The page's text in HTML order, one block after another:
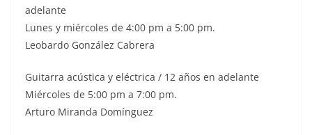
adelante
Lunes y miércoles de 4:00 pm a 5:00 pm.
Leobardo González Cabrera
Guitarra acústica y eléctrica / 12 años en adelante
Miércoles de 5:00 pm a 7:00 pm.
Arturo Miranda Domínguez